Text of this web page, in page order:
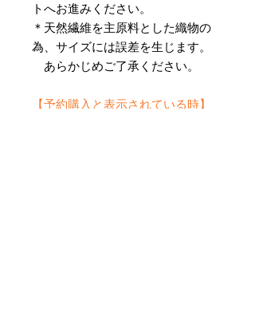
トへお進みください。
＊天然繊維を主原料とした織物の
為、サイズには誤差を生じます。
あらかじめご了承ください。
【予約購入と表示されている時】